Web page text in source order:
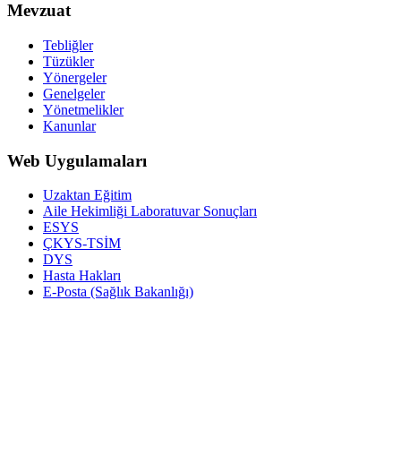
Mevzuat
Tebliğler
Tüzükler
Yönergeler
Genelgeler
Yönetmelikler
Kanunlar
Web Uygulamaları
Uzaktan Eğitim
Aile Hekimliği Laboratuvar Sonuçları
ESYS
ÇKYS-TSİM
DYS
Hasta Hakları
E-Posta (Sağlık Bakanlığı)